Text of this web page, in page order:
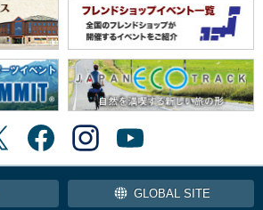
GLOBAL SITE